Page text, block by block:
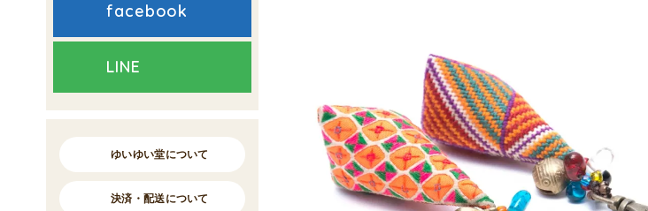
facebook
LINE
ゆいゆい堂について
決済・配送について